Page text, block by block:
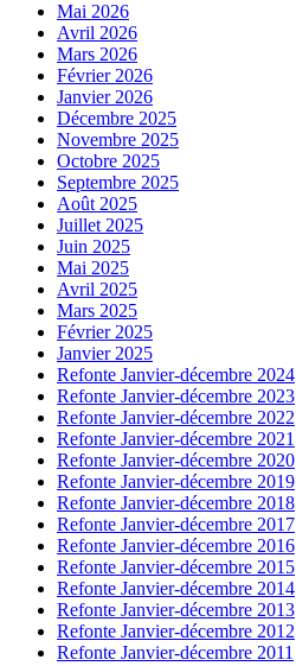
Mai 2026
Avril 2026
Mars 2026
Février 2026
Janvier 2026
Décembre 2025
Novembre 2025
Octobre 2025
Septembre 2025
Août 2025
Juillet 2025
Juin 2025
Mai 2025
Avril 2025
Mars 2025
Février 2025
Janvier 2025
Refonte Janvier-décembre 2024
Refonte Janvier-décembre 2023
Refonte Janvier-décembre 2022
Refonte Janvier-décembre 2021
Refonte Janvier-décembre 2020
Refonte Janvier-décembre 2019
Refonte Janvier-décembre 2018
Refonte Janvier-décembre 2017
Refonte Janvier-décembre 2016
Refonte Janvier-décembre 2015
Refonte Janvier-décembre 2014
Refonte Janvier-décembre 2013
Refonte Janvier-décembre 2012
Refonte Janvier-décembre 2011